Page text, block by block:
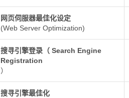
网页伺服器最佳化设定
(Web Server Optimization)
搜寻引擎登录（ Search Engine
Registration
）
搜寻引擎最佳化